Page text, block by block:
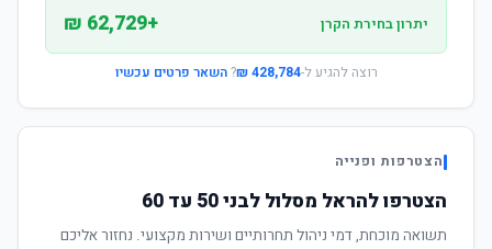
יתרון בחירת הקרן +62,729 ₪
רוצה להגיע ל-428,784 ₪
?השאר פרטים עכשיו
הצטרפות ופנייה
הצטרפו להראל מסלול לבני 50 עד 60
תשואה מוכחת, דמי ניהול תחרותיים ושירות מקצועי. נחזור אליכם